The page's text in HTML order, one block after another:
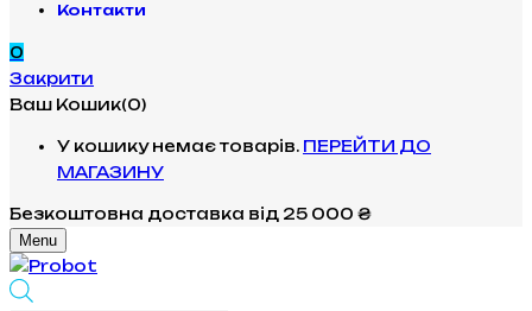
Контакти
0
Закрити
Ваш Кошик(0)
У кошику немає товарів. ПЕРЕЙТИ ДО
МАГАЗИНУ
Безкоштовна доставка від 25 000 ₴
Menu